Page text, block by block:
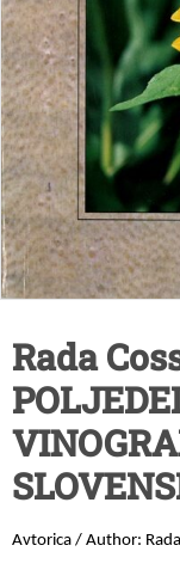
Rada
Avtorica / Author: